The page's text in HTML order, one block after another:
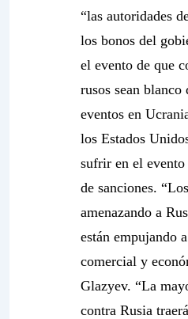
“las autoridades
los bonos del
el evento de que
rusos sean blanco
eventos en
los Estados
sufrir en el
de sanciones. “
amenazando a
están empujando
comercial y
Glazyev. “La
contra Rusia